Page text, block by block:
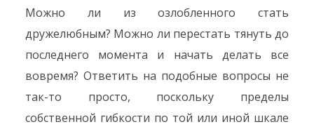
Можно ли из озлобленного стать
дружелюбным? Можно ли перестать тянуть до
последнего момента и начать делать все
вовремя? Ответить на подобные вопросы не
так-то просто, поскольку пределы
собственной гибкости по той или иной шкале